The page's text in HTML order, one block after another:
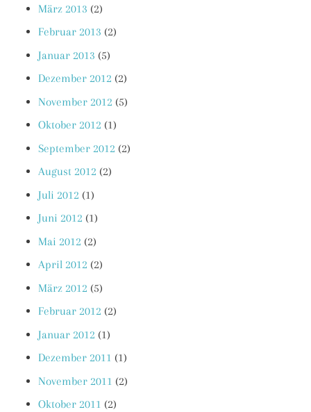
März 2013 (2)
Februar 2013 (2)
Januar 2013 (5)
Dezember 2012 (2)
November 2012 (5)
Oktober 2012 (1)
September 2012 (2)
August 2012 (2)
Juli 2012 (1)
Juni 2012 (1)
Mai 2012 (2)
April 2012 (2)
März 2012 (5)
Februar 2012 (2)
Januar 2012 (1)
Dezember 2011 (1)
November 2011 (2)
Oktober 2011 (2)